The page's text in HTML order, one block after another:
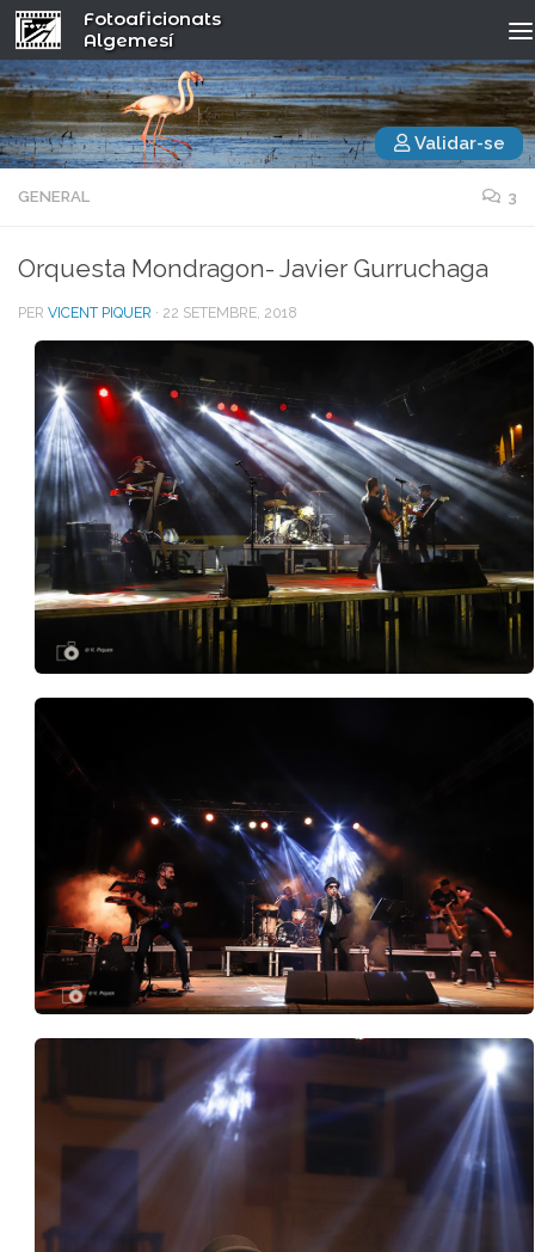
Fotoaficionats
Algemesí
Validar-se
GENERAL 3
Orquesta Mondragon- Javier Gurruchaga
PER VICENT PIQUER · 22 SETEMBRE, 2018